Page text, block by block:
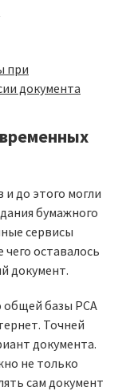
при
документа
до этого могли
бумажного
сервисы
чего оставалось
документ.
общей базы РСА
Точней
документа.
не только
сам документ